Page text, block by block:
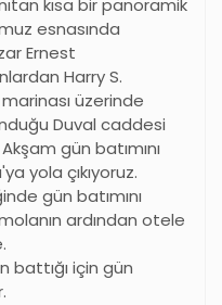
kısa bir panoramik
esnasında
Ernest
Harry S.
marinası üzerinde
Duval caddesi
gün batımını
yola çıkıyoruz.
gün batımını
ardından otele
battığı için gün